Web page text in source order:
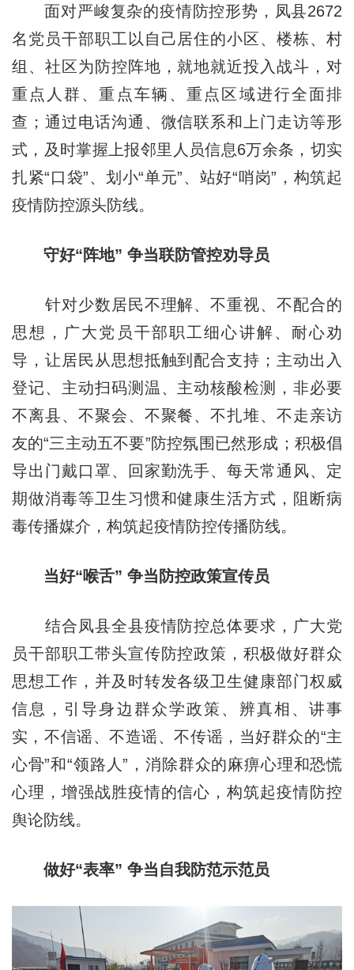
面对严峻复杂的疫情防控形势，凤县2672
名党员干部职工以自己居住的小区、楼栋、村
组、社区为防控阵地，就地就近投入战斗，对
重点人群、重点车辆、重点区域进行全面排
查；通过电话沟通、微信联系和上门走访等形
式，及时掌握上报邻里人员信息6万余条，切实
扎紧“口袋”、划小“单元”、站好“哨岗”，构筑起
疫情防控源头防线。
守好“阵地” 争当联防管控劝导员
针对少数居民不理解、不重视、不配合的
思想，广大党员干部职工细心讲解、耐心劝
导，让居民从思想抵触到配合支持；主动出入
登记、主动扫码测温、主动核酸检测，非必要
不离县、不聚会、不聚餐、不扎堆、不走亲访
友的“三主动五不要”防控氛围已然形成；积极倡
导出门戴口罩、回家勤洗手、每天常通风、定
期做消毒等卫生习惯和健康生活方式，阻断病
毒传播媒介，构筑起疫情防控传播防线。
当好“喉舌” 争当防控政策宣传员
结合凤县全县疫情防控总体要求，广大党
员干部职工带头宣传防控政策，积极做好群众
思想工作，并及时转发各级卫生健康部门权威
信息，引导身边群众学政策、辨真相、讲事
实，不信谣、不造谣、不传谣，当好群众的“主
心骨”和“领路人”，消除群众的麻痹心理和恐慌
心理，增强战胜疫情的信心，构筑起疫情防控
舆论防线。
做好“表率” 争当自我防范示范员